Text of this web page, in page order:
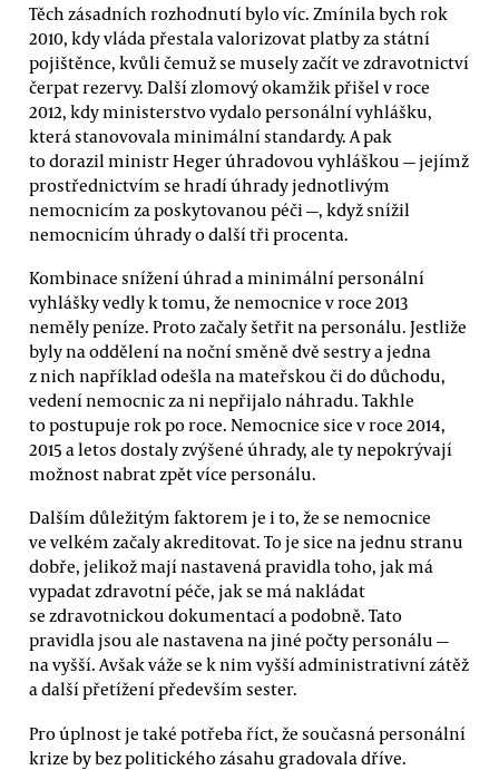
Těch zásadních rozhodnutí bylo víc. Zmínila bych rok
2010, kdy vláda přestala valorizovat platby za státní
pojištěnce, kvůli čemuž se musely začít ve zdravotnictví
čerpat rezervy. Další zlomový okamžik přišel v roce
2012, kdy ministerstvo vydalo personální vyhlášku,
která stanovovala minimální standardy. A pak
to dorazil ministr Heger úhradovou vyhláškou — jejímž
prostřednictvím se hradí úhrady jednotlivým
nemocnicím za poskytovanou péči —, když snížil
nemocnicím úhrady o další tři procenta.
Kombinace snížení úhrad a minimální personální
vyhlášky vedly k tomu, že nemocnice v roce 2013
neměly peníze. Proto začaly šetřit na personálu. Jestliže
byly na oddělení na noční směně dvě sestry a jedna
z nich například odešla na mateřskou či do důchodu,
vedení nemocnic za ni nepřijalo náhradu. Takhle
to postupuje rok po roce. Nemocnice sice v roce 2014,
2015 a letos dostaly zvýšené úhrady, ale ty nepokrývají
možnost nabrat zpět více personálu.
Dalším důležitým faktorem je i to, že se nemocnice
ve velkém začaly akreditovat. To je sice na jednu stranu
dobře, jelikož mají nastavená pravidla toho, jak má
vypadat zdravotní péče, jak se má nakládat
se zdravotnickou dokumentací a podobně. Tato
pravidla jsou ale nastavena na jiné počty personálu —
na vyšší. Avšak váže se k nim vyšší administrativní zátěž
a další přetížení především sester.
Pro úplnost je také potřeba říct, že současná personální
krize by bez politického zásahu gradovala dříve.